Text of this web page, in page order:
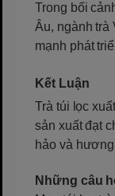
Trong bối
Âu, ngành trà
mạnh phát
Kết Luận
Trà túi lọc
sản xuất đạt
hảo và
Những câu